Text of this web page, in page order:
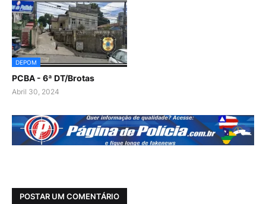
DEPOM
PCBA - 6ª DT/Brotas
Abril 30, 2024
POSTAR UM COMENTÁRIO